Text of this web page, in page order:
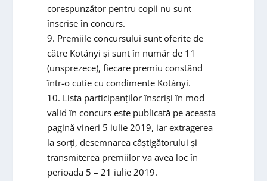
corespunzător pentru copii nu sunt
înscrise în concurs.
9. Premiile concursului sunt oferite de
către Kotányi și sunt în număr de 11
(unsprezece), fiecare premiu constând
într-o cutie cu condimente Kotányi.
10. Lista participanților înscriși în mod
valid în concurs este publicată pe aceasta
pagină vineri 5 iulie 2019, iar extragerea
la sorți, desemnarea câștigătorului și
transmiterea premiilor va avea loc în
perioada 5 – 21 iulie 2019.